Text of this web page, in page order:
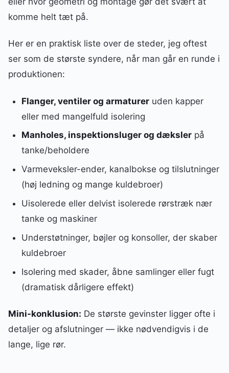
komme helt tæt på.
Her er en praktisk liste over de steder, jeg oftest
ser som de største syndere, når man går en runde i
produktionen:
Flanger, ventiler og armatureruden kapper
eller med mangelfuld isolering
Manholes, inspektionsluger og dækslerpå
tanke/beholdere
Varmeveksler-ender, kanalbokse og tilslutninger
(høj ledning og mange kuldebroer)
Uisolerede eller delvist isolerede rørstræk nær
tanke og maskiner
Understøtninger, bøjler og konsoller, der skaber
kuldebroer
Isolering med skader, åbne samlinger eller fugt
(dramatisk dårligere effekt)
Mini-konklusion: De største gevinster ligger ofte i
detaljer og afslutninger — ikke nødvendigvis i de
lange, lige rør.